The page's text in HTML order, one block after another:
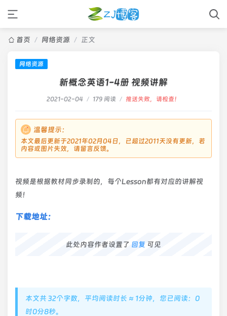
首页 / 网络资源 / 正文
网络资源
新概念英语1-4册 视频讲解
2021-02-04 / 179 阅读 / 推送失败，请检查！
温馨提示：
本文最后更新于2021年02月04日，已超过2011天没有更新，若
内容或图片失效，请留言反馈。
视频是根据教材同步录制的，每个Lesson都有对应的讲解视
频！
下载地址：
此处内容作者设置了 回复 可见
本文共 32个字数，平均阅读时长 ≈ 1分钟，您已阅读：0
时0分8秒。